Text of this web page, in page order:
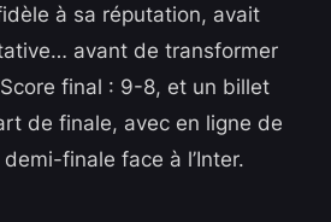
à sa réputation, avait
avant de transformer
final : 9-8, et un billet
de finale, avec en ligne de
finale face à l’Inter.